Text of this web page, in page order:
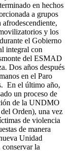
en hechos
a grupos
y los
el Gobierno
integral con
del ESMAD
Dos años después
en el Paro
En el último año,
un proceso de
de la UNDMO
Orden), una vez
de violencia
de manera
Unidad
conservar la